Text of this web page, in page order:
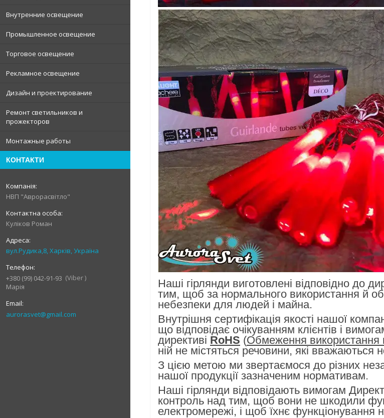
Внутренние освещение
Промышленное освещение
Торговое освещение
Рекламное освещение
Дизайн и проектирование
Ремонт светильников и
прожекторов
Монтажные работы
КОНТАКТИ
НВП "Аврорасвітло"
Куліков Роман
вул.Рудика,8, Харків, Україна
+380 (99) 042-91-93
Viber
Марія
aurorasvet@gmail.com
Наші гірлянди виготовлені відповідно до
тим, щоб за нормального використання й
небезпеки для людей і майна.
Внутрішня сертифікація якості нашої
що відповідає очікуванням клієнтів і
директиві RoHS (Обмеження використання
ній не містяться речовини, які вважаються
З цією метою ми звертаємося до різних
нашої продукції зазначеним нормативам.
Наші гірлянди відповідають вимогам
контроль над тим, щоб вони не шкодили
електромережі, і щоб їхнє